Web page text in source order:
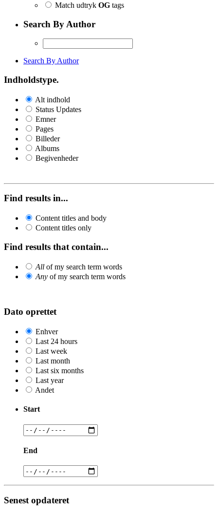
Match udtryk OG tags
Search By Author
Search By Author
Indholdstype.
Alt indhold
Status Updates
Emner
Pages
Billeder
Albums
Begivenheder
Find results in...
Content titles and body
Content titles only
Find results that contain...
All of my search term words
Any of my search term words
Dato oprettet
Enhver
Last 24 hours
Last week
Last month
Last six months
Last year
Andet
Start
End
Senest opdateret